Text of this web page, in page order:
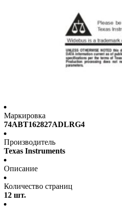
Маркировка
74ABT162827ADLRG4
Производитель
Texas Instruments
Описание
Количество страниц
12 шт.